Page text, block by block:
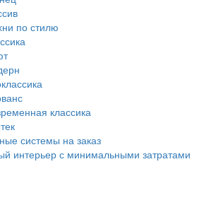
по стилю
классика
системы на заказ
интерьер с минимальными затратами